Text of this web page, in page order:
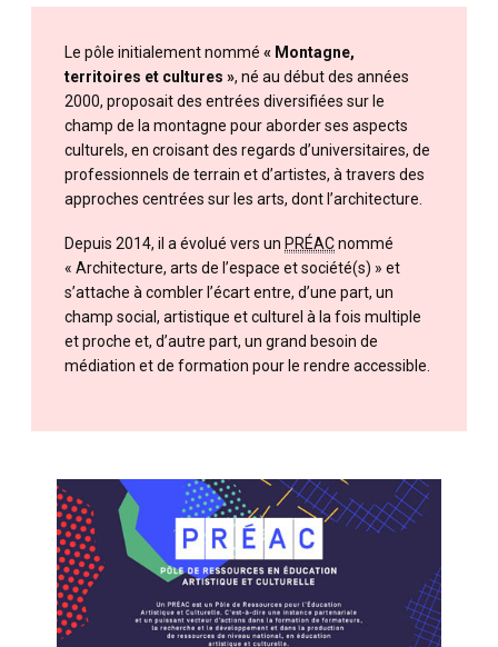
Le pôle initialement nommé « Montagne,
territoires et cultures », né au début des années
2000, proposait des entrées diversifiées sur le
champ de la montagne pour aborder ses aspects
culturels, en croisant des regards d’universitaires, de
professionnels de terrain et d’artistes, à travers des
approches centrées sur les arts, dont l’architecture.
Depuis 2014, il a évolué vers un PRÉACnommé
« Architecture, arts de l’espace et société(s) » et
s’attache à combler l’écart entre, d’une part, un
champ social, artistique et culturel à la fois multiple
et proche et, d’autre part, un grand besoin de
médiation et de formation pour le rendre accessible.